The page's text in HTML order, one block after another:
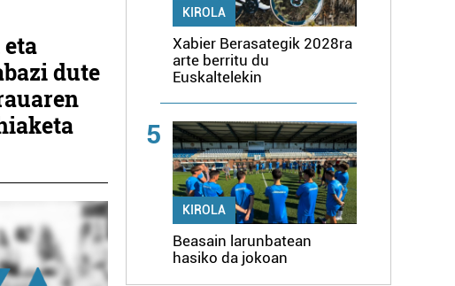
dute
KIROLA
Xabier Berasategik 2028ra
arte berritu du
Euskaltelekin
5
KIROLA
Beasain larunbatean
hasiko da jokoan